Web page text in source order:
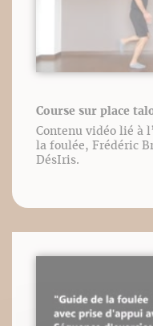
Course sur place
Contenu vidéo lié à
la foulée, Frédéric
DésIris.